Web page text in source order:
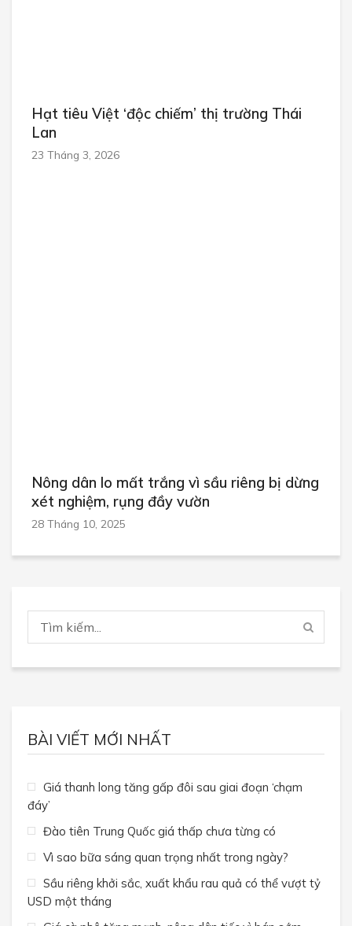
Hạt tiêu Việt ‘độc chiếm’ thị trường Thái
Lan
23 Tháng 3, 2026
Nông dân lo mất trắng vì sầu riêng bị dừng
xét nghiệm, rụng đầy vườn
28 Tháng 10, 2025
BÀI VIẾT MỚI NHẤT
Giá thanh long tăng gấp đôi sau giai đoạn ‘chạm
đáy’
Đào tiên Trung Quốc giá thấp chưa từng có
Vì sao bữa sáng quan trọng nhất trong ngày?
Sầu riêng khởi sắc, xuất khẩu rau quả có thể vượt tỷ
USD một tháng